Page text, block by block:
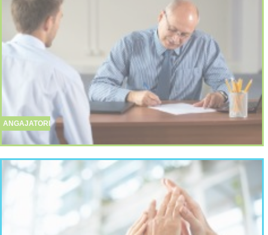
ANGAJATORI